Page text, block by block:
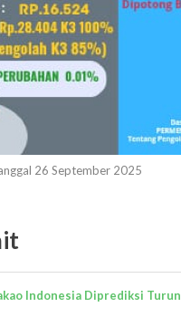
26 September 2025
Indonesia Diprediksi Turun